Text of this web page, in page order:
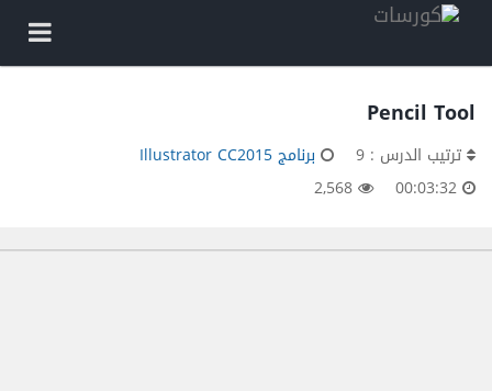
Pencil Tool
ترتيب الدرس : 9
برنامج Illustrator CC2015